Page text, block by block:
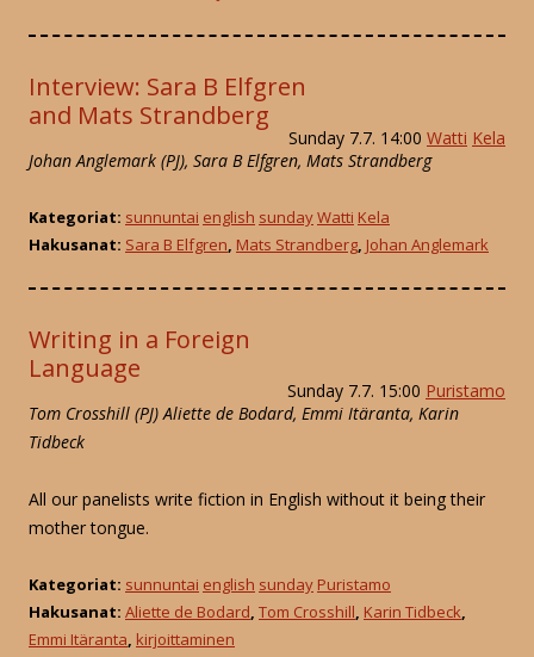
Interview: Sara B Elfgren
and Mats Strandberg
Sunday 7.7. 14:00 Watti Kela
Johan Anglemark (PJ), Sara B Elfgren, Mats Strandberg
Kategoriat: sunnuntai english sundayWatti Kela
Hakusanat: Sara B Elfgren, Mats Strandberg, Johan Anglemark
Writing in a Foreign
Language
Sunday 7.7. 15:00 Puristamo
Tom Crosshill (PJ) Aliette de Bodard, Emmi Itäranta, Karin
Tidbeck
All our panelists write fiction in English without it being their
mother tongue.
Kategoriat: sunnuntai english sunday Puristamo
Hakusanat: Aliette de Bodard, Tom Crosshill, Karin Tidbeck,
Emmi Itäranta, kirjoittaminen